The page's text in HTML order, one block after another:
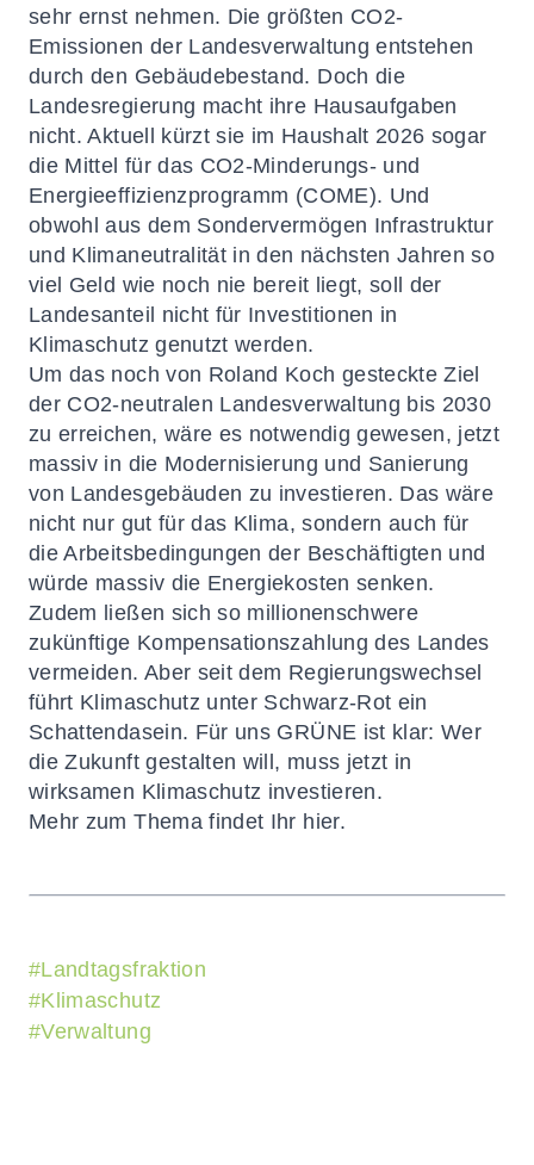
sehr ernst nehmen. Die größten CO2-
Emissionen der Landesverwaltung entstehen
durch den Gebäudebestand. Doch die
Landesregierung macht ihre Hausaufgaben
nicht. Aktuell kürzt sie im Haushalt 2026 sogar
die Mittel für das CO2-Minderungs- und
Energieeffizienzprogramm (COME). Und
obwohl aus dem Sondervermögen Infrastruktur
und Klimaneutralität in den nächsten Jahren so
viel Geld wie noch nie bereit liegt, soll der
Landesanteil nicht für Investitionen in
Klimaschutz genutzt werden.
Um das noch von Roland Koch gesteckte Ziel
der CO2-neutralen Landesverwaltung bis 2030
zu erreichen, wäre es notwendig gewesen, jetzt
massiv in die Modernisierung und Sanierung
von Landesgebäuden zu investieren. Das wäre
nicht nur gut für das Klima, sondern auch für
die Arbeitsbedingungen der Beschäftigten und
würde massiv die Energiekosten senken.
Zudem ließen sich so millionenschwere
zukünftige Kompensationszahlung des Landes
vermeiden. Aber seit dem Regierungswechsel
führt Klimaschutz unter Schwarz-Rot ein
Schattendasein. Für uns GRÜNE ist klar: Wer
die Zukunft gestalten will, muss jetzt in
wirksamen Klimaschutz investieren.
Mehr zum Thema findet Ihr hier.
#Landtagsfraktion
#Klimaschutz
#Verwaltung